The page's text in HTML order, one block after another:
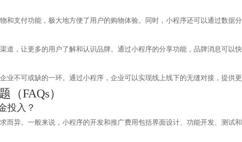
和支付功能，极大地方便了用户的购物体验。同时，小程序还可以通过数据
道，让更多的用户了解和认识品牌。通过小程序的分享功能，品牌消息可以
业不可或缺的一环。通过小程序，企业可以实现线上线下的无缝对接，提供
（FAQs）
投入？
而异。一般来说，小程序的开发和推广费用包括界面设计、功能开发、测试